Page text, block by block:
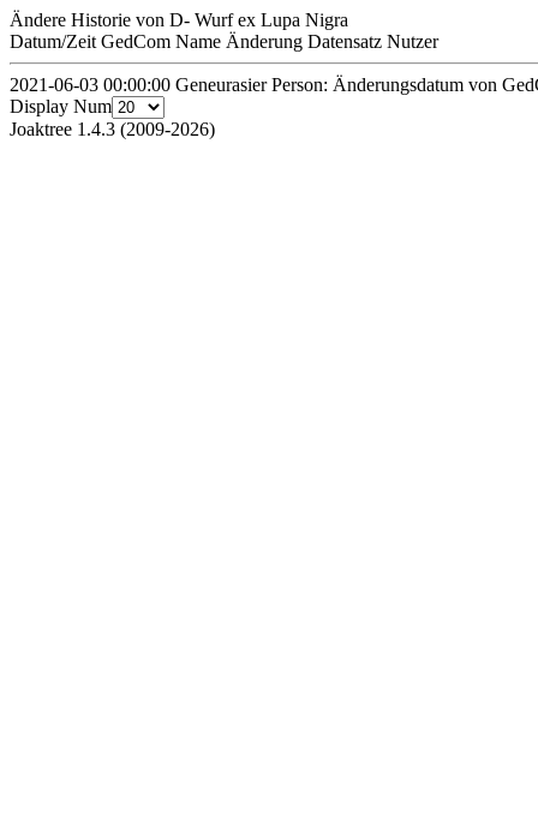
Ändere Historie von D- Wurf ex Lupa Nigra
Datum/Zeit GedCom Name Änderung Datensatz Nutzer
2021-06-03 00:00:00 Geneurasier Person: Änderungsdatum von
Display Num
Joaktree 1.4.3 (2009-2026)